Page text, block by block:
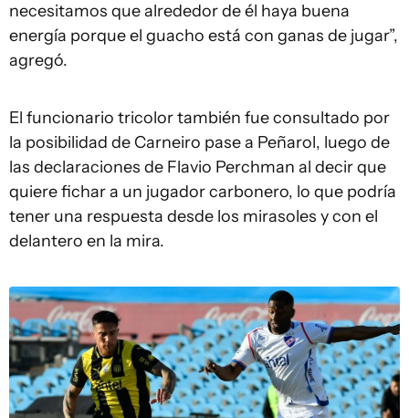
necesitamos que alrededor de él haya buena
energía porque el guacho está con ganas de jugar”,
agregó.
El funcionario tricolor también fue consultado por
la posibilidad de Carneiro pase a Peñarol, luego de
las declaraciones de Flavio Perchman al decir que
quiere fichar a un jugador carbonero, lo que podría
tener una respuesta desde los mirasoles y con el
delantero en la mira.